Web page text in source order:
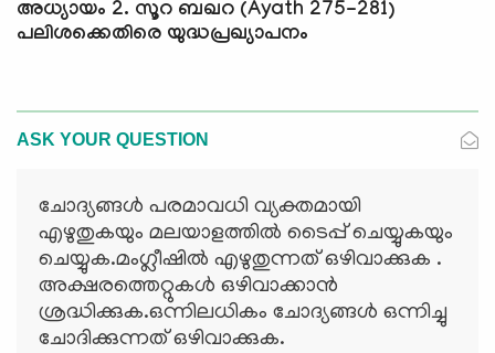
അധ്യായം 2. സൂറ ബഖറ (Ayath 275-281)
പലിശക്കെതിരെ യുദ്ധപ്രഖ്യാപനം
ASK YOUR QUESTION
ചോദ്യങ്ങള്‍ പരമാവധി വ്യക്തമായി
എഴുതുകയും മലയാളത്തില്‍ ടൈപ്പ് ചെയ്യുകയും
ചെയ്യുക.മംഗ്ലീഷില്‍ എഴുതുന്നത് ഒഴിവാക്കുക .
അക്ഷരത്തെറ്റുകള്‍ ഒഴിവാക്കാന്‍
ശ്രദ്ധിക്കുക.ഒന്നിലധികം ചോദ്യങ്ങള്‍ ഒന്നിച്ചു
ചോദിക്കുന്നത് ഒഴിവാക്കുക.